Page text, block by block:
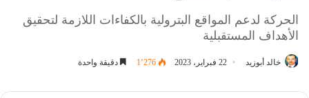
الحركة لدعم المواقع البترولية بالكفاءات اللازمة لتحقيق
الأهداف المستقبلية
خالد أبوزيد 22 فبراير، 2023 1٬276 دقيقة واحدة